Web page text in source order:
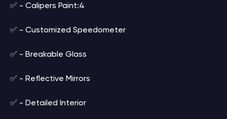
✅ - Calipers Paint:4
✅ - Customized Speedometer
✅ - Breakable Glass
✅ - Reflective Mirrors
✅ - Detailed Interior